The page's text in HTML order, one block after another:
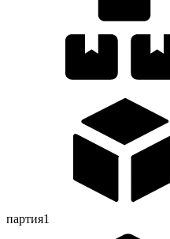
партия1